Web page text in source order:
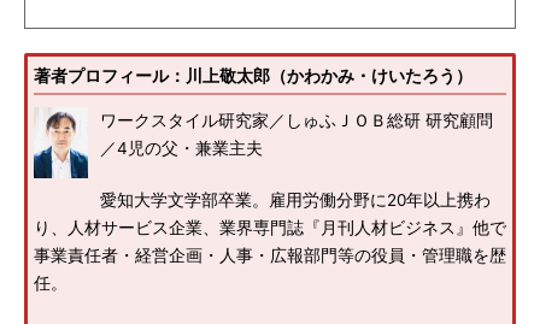
著者プロフィール：川上敬太郎（かわかみ・けいたろう）
ワークスタイル研究家／しゅふＪＯＢ総研 研究顧問
／4児の父・兼業主夫
愛知大学文学部卒業。雇用労働分野に20年以上携わ
り、人材サービス企業、業界専門誌『月刊人材ビジネス』他で
事業責任者・経営企画・人事・広報部門等の役員・管理職を歴
任。